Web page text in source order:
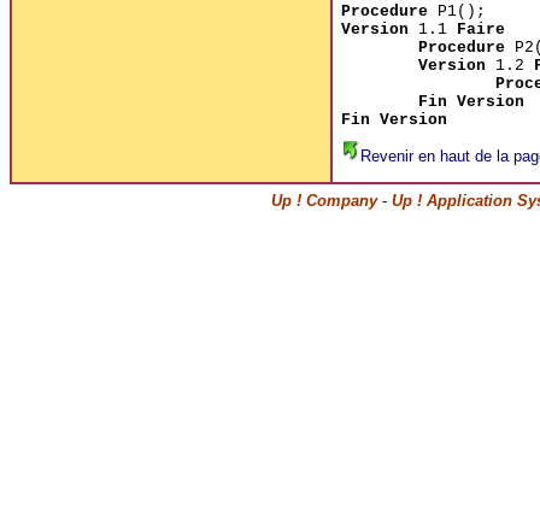
ProcedureP1();
Version 1.1 Faire
Procedure
Version 1.2
Fin Version
Fin Version
Revenir en haut de la
Up ! Company- Up ! Application